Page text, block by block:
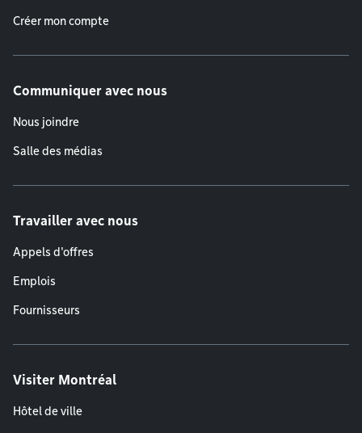
Créer mon compte
Communiquer avec nous
Nous joindre
Salle des médias
Travailler avec nous
Appels d'offres
Emplois
Fournisseurs
Visiter Montréal
Hôtel de ville